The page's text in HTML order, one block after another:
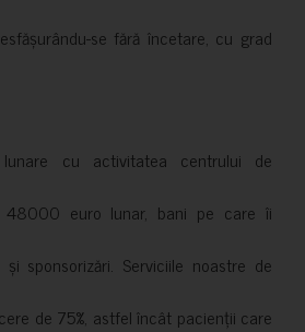
se fără încetare, cu grad
lunare cu activitatea centrului de
48000 euro lunar, bani pe care îi
sponsorizări. Serviciile noastre de
de 75%, astfel încât pacienții care